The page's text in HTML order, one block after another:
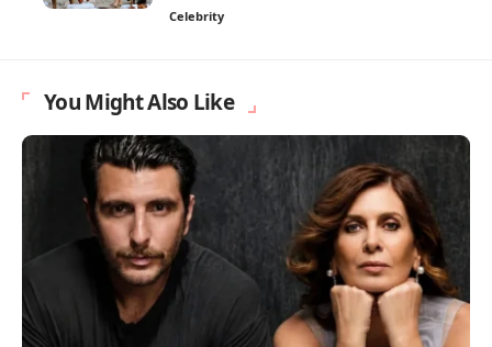
Celebrity
You Might Also Like